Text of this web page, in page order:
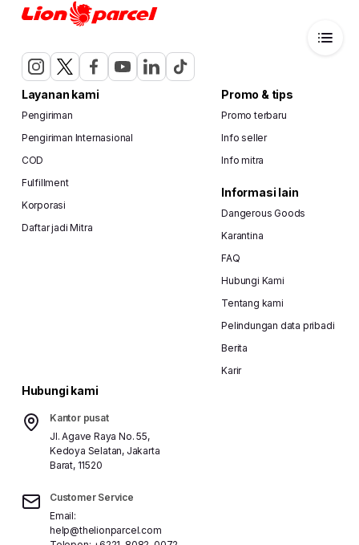
Layanan kami
Pengiriman
Pengiriman Internasional
COD
Fulfillment
Korporasi
Daftar jadi Mitra
Promo & tips
Promo terbaru
Info seller
Info mitra
Informasi lain
Dangerous Goods
Karantina
FAQ
Hubungi Kami
Tentang kami
Pelindungan data pribadi
Berita
Karir
Hubungi kami
Kantor pusat
Jl. Agave Raya No. 55,
Kedoya Selatan, Jakarta
Barat, 11520
Customer Service
Email:
help@thelionparcel.com